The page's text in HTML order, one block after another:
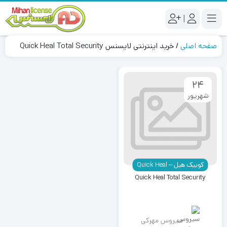
|
صفحه اصلی/خرید اینترنتی لایسنس Quick Heal Total Security
کوییک هیل – Quick Heal
24
شهریور
Quick Heal Total Security
سیروس مهرکی